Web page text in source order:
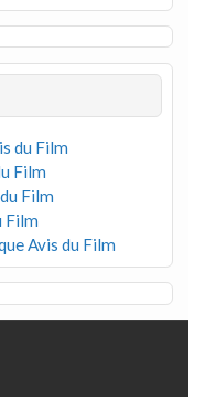
du Film
Film
Film
Film
Avis du Film